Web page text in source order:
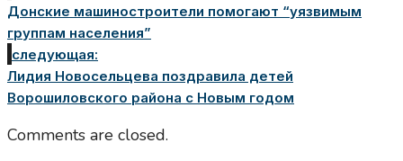
Донские машиностроители помогают “уязвимым
группам населения”
следующая:
Лидия Новосельцева поздравила детей
Ворошиловского района с Новым годом
Comments are closed.